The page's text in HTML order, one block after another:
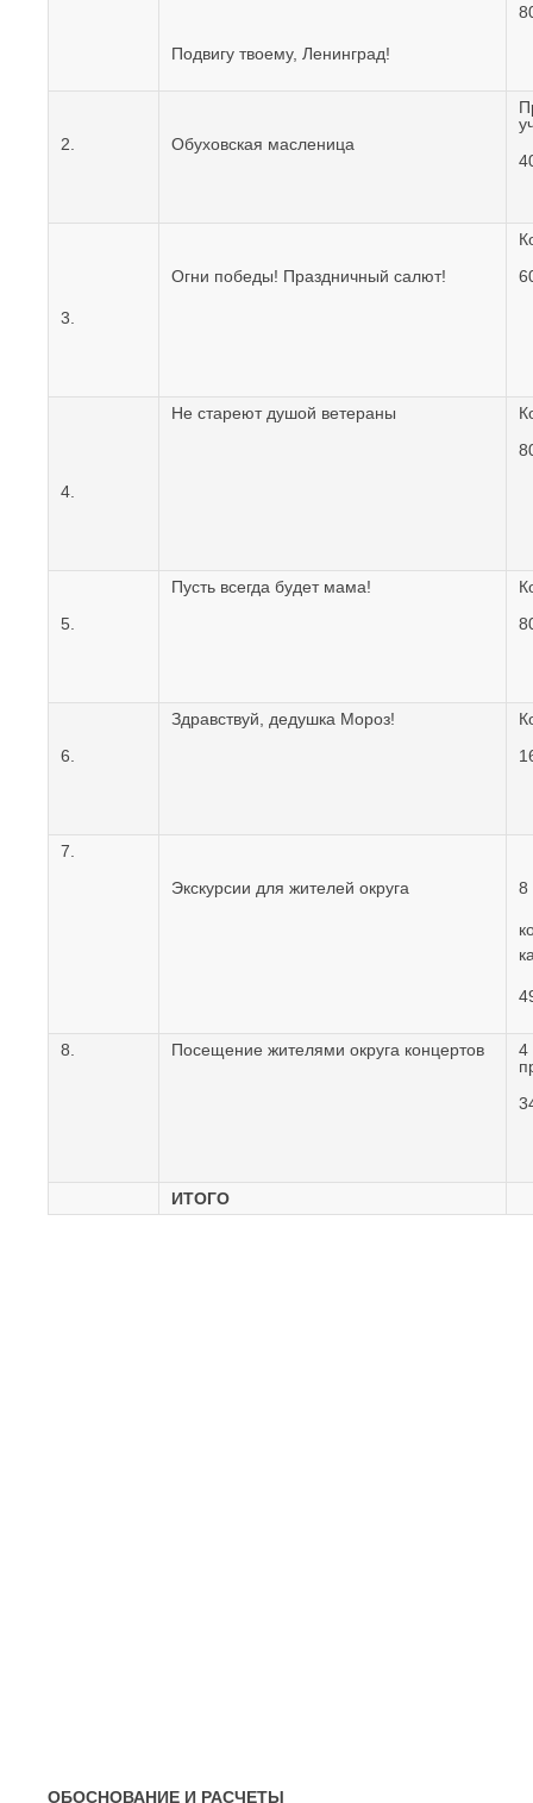
Подвигу твоему, Ленинград!
2. Обуховская масленица
3.
Огни победы! Праздничный салют!
4.
Не стареют душой ветераны
5.
Пусть всегда будет мама!
6.
Здравствуй, дедушка Мороз!
7.
Экскурсии для жителей округа
8
8. Посещение жителями округа концертов
4
ИТОГО
ОБОСНОВАНИЕ И РАСЧЕТЫ